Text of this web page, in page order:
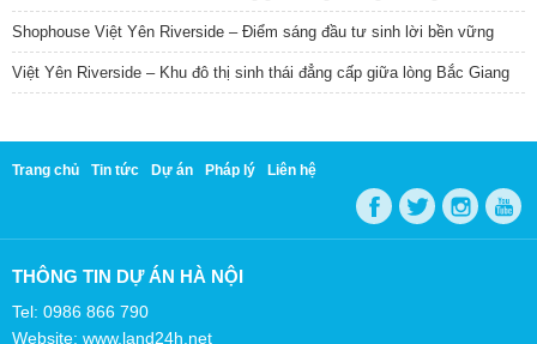
Shophouse Việt Yên Riverside – Điểm sáng đầu tư sinh lời bền vững
Việt Yên Riverside – Khu đô thị sinh thái đẳng cấp giữa lòng Bắc Giang
Trang chủ Tin tức Dự án Pháp lý Liên hệ
THÔNG TIN DỰ ÁN HÀ NỘI
Tel: 0986 866 790
Website: www.land24h.net